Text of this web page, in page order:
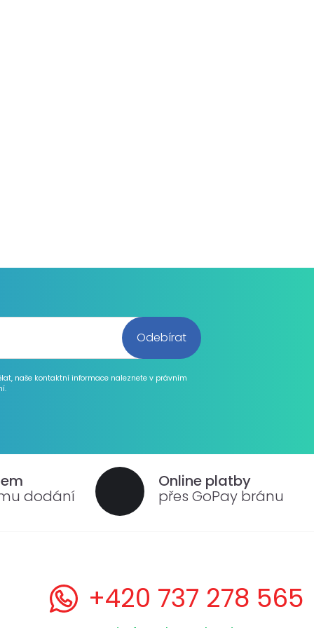
naše kontaktní informace naleznete v právním
dodání
Online platby
přes GoPay bránu
+420 737 278 565